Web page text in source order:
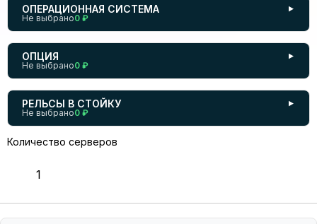
ОПЕРАЦИОННАЯ СИСТЕМА
Не выбрано0 ₽
▼
ОПЦИЯ
Не выбрано0 ₽
▼
РЕЛЬСЫ В СТОЙКУ
Не выбрано0 ₽
▼
Количество серверов